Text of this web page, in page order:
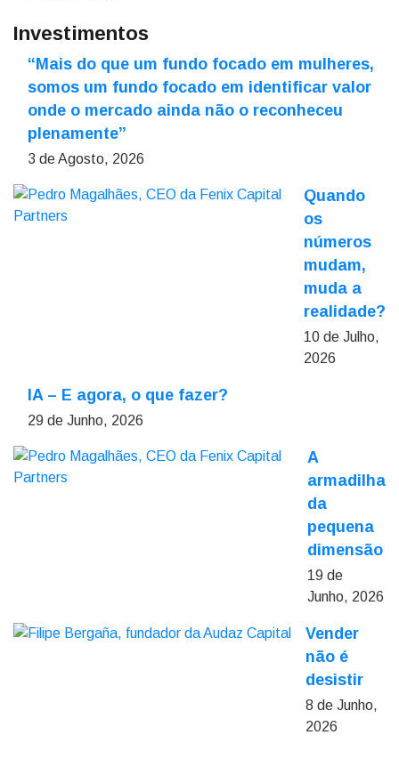
Investimentos
“Mais do que um fundo focado em mulheres,
somos um fundo focado em identificar valor
onde o mercado ainda não o reconheceu
plenamente”
3 de Agosto, 2026
Quando
os
números
mudam,
muda a
realidade?
10 de Julho,
2026
IA – E agora, o que fazer?
29 de Junho, 2026
A
armadilha
da
pequena
dimensão
19 de
Junho, 2026
Vender
não é
desistir
8 de Junho,
2026